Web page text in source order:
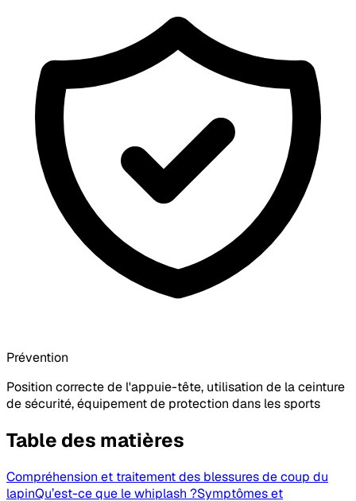
Prévention
Position correcte de l'appuie-tête, utilisation de la ceinture
de sécurité, équipement de protection dans les sports
Table des matières
Compréhension et traitement des blessures de coup du
lapinQu’est-ce que le whiplash ?Symptômes et